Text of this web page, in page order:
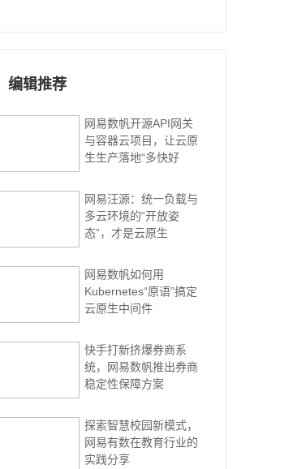
编辑推荐
网易数帆开源API网关
与容器云项目，让云原
生生产落地“多快好
网易汪源：统一负载与
多云环境的“开放姿
态”，才是云原生
网易数帆如何用
Kubernetes“原语”搞定
云原生中间件
快手打新挤爆券商系
统，网易数帆推出券商
稳定性保障方案
探索智慧校园新模式，
网易有数在教育行业的
实践分享